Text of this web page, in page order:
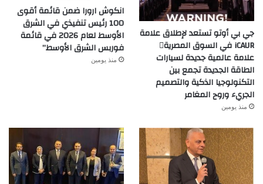
جي بي أوتو تستعد لإطلاق علامة
iCAUR في السوق المصرية
علامة عالمية جديدة لسيارات
الطاقة الجديدة تجمع بين
التكنولوجيا الذكية والتصميم
الجريء وروح المغامر
منذ يومين
انكوش ارورا ضمن قائمة أقوى
100 رئيس تنفيذي في الشرق
الأوسط لعام 2026 في قائمة
فوربس الشرق الأوسط”
منذ يومين